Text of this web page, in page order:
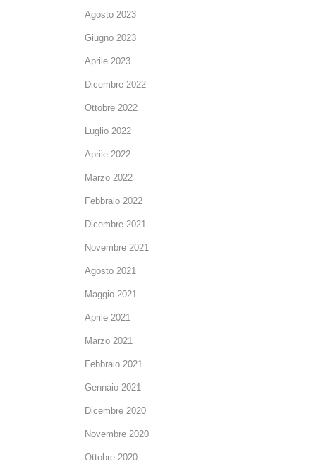
Agosto 2023
Giugno 2023
Aprile 2023
Dicembre 2022
Ottobre 2022
Luglio 2022
Aprile 2022
Marzo 2022
Febbraio 2022
Dicembre 2021
Novembre 2021
Agosto 2021
Maggio 2021
Aprile 2021
Marzo 2021
Febbraio 2021
Gennaio 2021
Dicembre 2020
Novembre 2020
Ottobre 2020